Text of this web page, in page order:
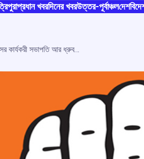
প্রধান খবরদিনের খবরউত্তর-পূর্বাঞ্চলদেশ
অকালেই জীবনাবসান, প্রয়াত কর্ণাটক কংগ্রেসের কার্যকরী সভাপতি আর ধ্রুবনারায়ণ